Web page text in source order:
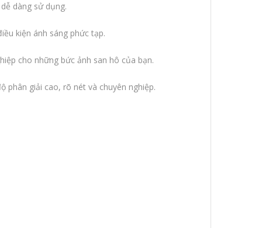
dàng sử dụng.
kiện ánh sáng phức tạp.
cho những bức ảnh san hô của bạn.
phân giải cao, rõ nét và chuyên nghiệp.